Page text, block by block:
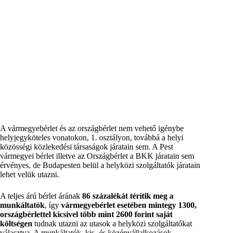
A vármegyebérlet és az országbérlet nem vehető igénybe
helyjegyköteles vonatokon, 1. osztályon, továbbá a helyi
közösségi közlekedési társaságok járatain sem. A Pest
vármegyei bérlet illetve az Országbérlet a BKK járatain sem
érvényes, de Budapesten belül a helyközi szolgáltatók járatain
lehet velük utazni.
A teljes árú bérlet árának 86 százalékát térítik meg a
munkáltatók, így vármegyebérlet esetében mintegy 1300,
országbérlettel kicsivel több mint 2600 forint saját
költségen tudnak utazni az utasok a helyközi szolgáltatókat